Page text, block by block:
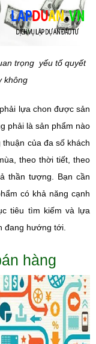
trọng yếu tố quyết
không
lựa chon được sản
phải là sản phẩm nào
của đa số khách
theo thời tiết, theo
thần tượng. Bạn cần
có khả năng cạnh
tiêu tìm kiếm và lựa
đang hướng tới.
hàng